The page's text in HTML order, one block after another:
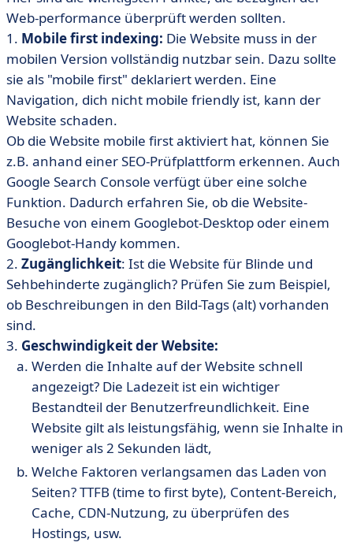
Web-performance überprüft werden sollten.
1. Mobile first indexing: Die Website muss in der
mobilen Version vollständig nutzbar sein. Dazu sollte
sie als "mobile first" deklariert werden. Eine
Navigation, dich nicht mobile friendly ist, kann der
Website schaden.
Ob die Website mobile first aktiviert hat, können Sie
z.B. anhand einer SEO-Prüfplattform erkennen. Auch
Google Search Console verfügt über eine solche
Funktion. Dadurch erfahren Sie, ob die Website-
Besuche von einem Googlebot-Desktop oder einem
Googlebot-Handy kommen.
2. Zugänglichkeit: Ist die Website für Blinde und
Sehbehinderte zugänglich? Prüfen Sie zum Beispiel,
ob Beschreibungen in den Bild-Tags (alt) vorhanden
sind.
3. Geschwindigkeit der Website:
Werden die Inhalte auf der Website schnell
angezeigt? Die Ladezeit ist ein wichtiger
Bestandteil der Benutzerfreundlichkeit. Eine
Website gilt als leistungsfähig, wenn sie Inhalte in
weniger als 2 Sekunden lädt,
Welche Faktoren verlangsamen das Laden von
Seiten? TTFB (time to first byte), Content-Bereich,
Cache, CDN-Nutzung, zu überprüfen des
Hostings, usw.